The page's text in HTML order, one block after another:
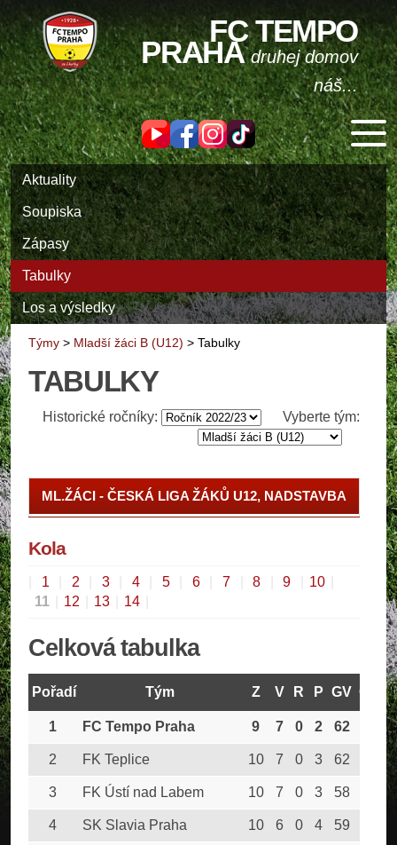
FC TEMPO
PRAHAdruhej domov
náš...
Aktuality
Soupiska
Zápasy
Tabulky
Los a výsledky
Týmy > Mladší žáci B (U12) > Tabulky
TABULKY
Historické ročníky: Vyberte tým:
ML.ŽÁCI - ČESKÁ LIGA ŽÁKŮ U12, NADSTAVBA
Kola
1 2 3 4 5 6 7 8 9 10
11
12 13 14
Celková tabulka
Pořadí Tým Z V R P GV GO
1 FC Tempo Praha 9 7 0 2 62
2 FK Teplice 10 7 0 3 62
3 FK Ústí nad Labem 10 7 0 3 58
4 SK Slavia Praha 10 6 0 4 59